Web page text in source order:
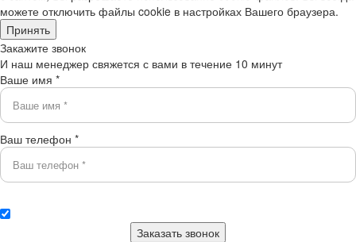
можете отключить файлы cookie в настройках Вашего браузера.
Принять
Закажите звонок
И наш менеджер свяжется с вами в течение 10 минут
Ваше имя *
Ваш телефон *